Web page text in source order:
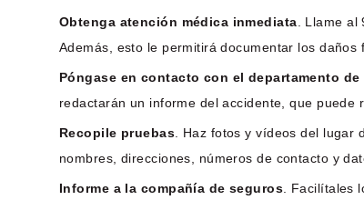
Obtenga atención médica inmediata . Llame
Además, esto le permitirá documentar los
Póngase en contacto con el departamento
redactarán un informe del accidente, que puede
Recopile pruebas . Haz fotos y vídeos del
nombres, direcciones, números de contacto y
Informe a la compañía de seguros . Facilítales